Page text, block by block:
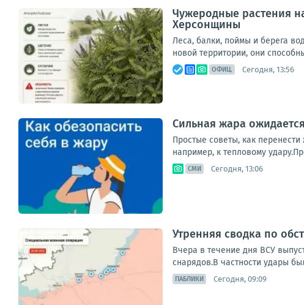
Чужеродные растения
Херсонщины
Леса, балки, поймы и берега
новой территории, они
ОФИЦ. Сегодня, 13:56
Сильная жара
Простые советы, как
например, к тепловому
СМИ Сегодня, 13:06
Утренняя сводка по
Вчера в течение дня ВСУ
снарядов.В частности удары
ПАБЛИКИ Сегодня, 09:09